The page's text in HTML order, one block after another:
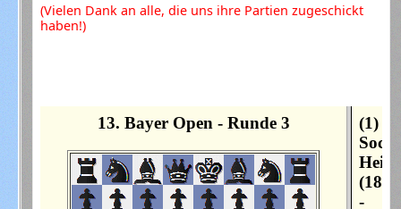
(Vielen Dank an alle, die uns ihre Partien zugeschickt
haben!)